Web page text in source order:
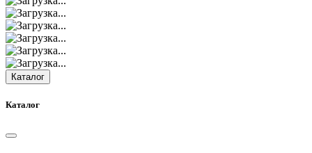
Каталог
Каталог